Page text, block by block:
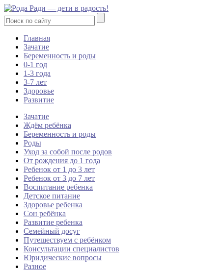
Главная
Зачатие
Беременность и роды
0-1 год
1-3 года
3-7 лет
Здоровье
Развитие
Зачатие
Ждём ребёнка
Беременность и роды
Роды
Уход за собой после родов
От рождения до 1 года
Ребенок от 1 до 3 лет
Ребенок от 3 до 7 лет
Воспитание ребенка
Детское питание
Здоровье ребенка
Сон ребёнка
Развитие ребенка
Семейный досуг
Путешествуем с ребёнком
Консультации специалистов
Юридические вопросы
Разное